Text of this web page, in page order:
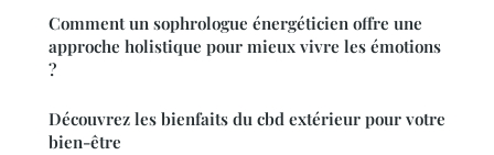
Comment un sophrologue énergéticien offre une
approche holistique pour mieux vivre les émotions
?
Découvrez les bienfaits du cbd extérieur pour votre
bien-être